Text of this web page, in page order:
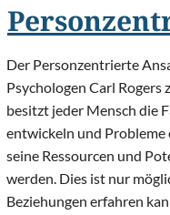
Der Personzentrierte
Psychologen Carl Rogers
besitzt jeder Mensch die
entwickeln und
seine Ressourcen und
werden. Dies ist nur
Beziehungen erfahren